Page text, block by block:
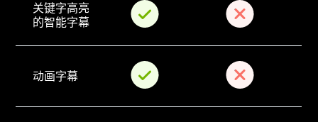
关键字高亮
的智能字幕
动画字幕